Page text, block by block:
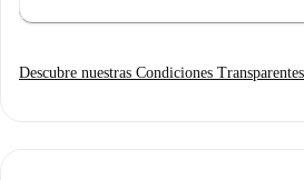
Descubre nuestras Condiciones